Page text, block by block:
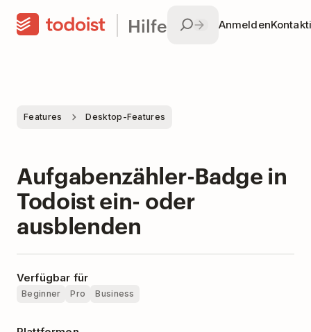
Hilfe Anmelden
Features Desktop-Features
Aufgabenzähler-Badge in
Todoist ein- oder
ausblenden
Verfügbar für
Beginner Pro Business